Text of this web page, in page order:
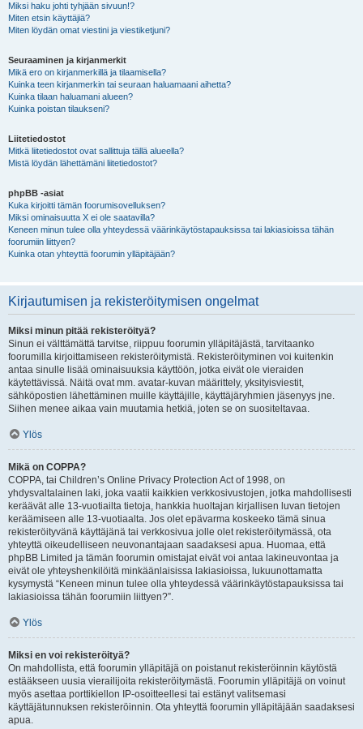
Miksi haku johti tyhjään sivuun!?
Miten etsin käyttäjiä?
Miten löydän omat viestini ja viestiketjuni?
Seuraaminen ja kirjanmerkit
Mikä ero on kirjanmerkillä ja tilaamisella?
Kuinka teen kirjanmerkin tai seuraan haluamaani aihetta?
Kuinka tilaan haluamani alueen?
Kuinka poistan tilaukseni?
Liitetiedostot
Mitkä liitetiedostot ovat sallittuja tällä alueella?
Mistä löydän lähettämäni liitetiedostot?
phpBB -asiat
Kuka kirjoitti tämän foorumisovelluksen?
Miksi ominaisuutta X ei ole saatavilla?
Keneen minun tulee olla yhteydessä väärinkäytöstapauksissa tai lakiasioissa tähän
foorumiin liittyen?
Kuinka otan yhteyttä foorumin ylläpitäjään?
Kirjautumisen ja rekisteröitymisen ongelmat
Miksi minun pitää rekisteröityä?
Sinun ei välttämättä tarvitse, riippuu foorumin ylläpitäjästä, tarvitaanko
foorumilla kirjoittamiseen rekisteröitymistä. Rekisteröityminen voi kuitenkin
antaa sinulle lisää ominaisuuksia käyttöön, jotka eivät ole vieraiden
käytettävissä. Näitä ovat mm. avatar-kuvan määrittely, yksityisviestit,
sähköpostien lähettäminen muille käyttäjille, käyttäjäryhmien jäsenyys jne.
Siihen menee aikaa vain muutamia hetkiä, joten se on suositeltavaa.
Ylös
Mikä on COPPA?
COPPA, tai Children’s Online Privacy Protection Act of 1998, on
yhdysvaltalainen laki, joka vaatii kaikkien verkkosivustojen, jotka mahdollisesti
keräävät alle 13-vuotiailta tietoja, hankkia huoltajan kirjallisen luvan tietojen
keräämiseen alle 13-vuotiaalta. Jos olet epävarma koskeeko tämä sinua
rekisteröityvänä käyttäjänä tai verkkosivua jolle olet rekisteröitymässä, ota
yhteyttä oikeudelliseen neuvonantajaan saadaksesi apua. Huomaa, että
phpBB Limited ja tämän foorumin omistajat eivät voi antaa lakineuvontaa ja
eivät ole yhteyshenkilöitä minkäänlaisissa lakiasioissa, lukuunottamatta
kysymystä “Keneen minun tulee olla yhteydessä väärinkäytöstapauksissa tai
lakiasioissa tähän foorumiin liittyen?”.
Ylös
Miksi en voi rekisteröityä?
On mahdollista, että foorumin ylläpitäjä on poistanut rekisteröinnin käytöstä
estääkseen uusia vierailijoita rekisteröitymästä. Foorumin ylläpitäjä on voinut
myös asettaa porttikiellon IP-osoitteellesi tai estänyt valitsemasi
käyttäjätunnuksen rekisteröinnin. Ota yhteyttä foorumin ylläpitäjään saadaksesi
apua.